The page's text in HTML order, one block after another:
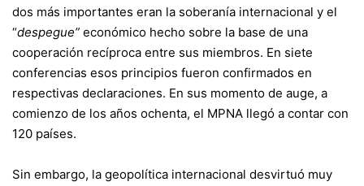
dos más importantes eran la soberanía internacional y el
“despegue” económico hecho sobre la base de una
cooperación recíproca entre sus miembros. En siete
conferencias esos principios fueron confirmados en
respectivas declaraciones. En sus momento de auge, a
comienzo de los años ochenta, el MPNA llegó a contar con
120 países.
Sin embargo, la geopolítica internacional desvirtuó muy